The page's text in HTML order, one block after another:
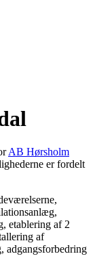
AB Hørsholm
er fordelt
etablering af 2
af
adgangsforbedring